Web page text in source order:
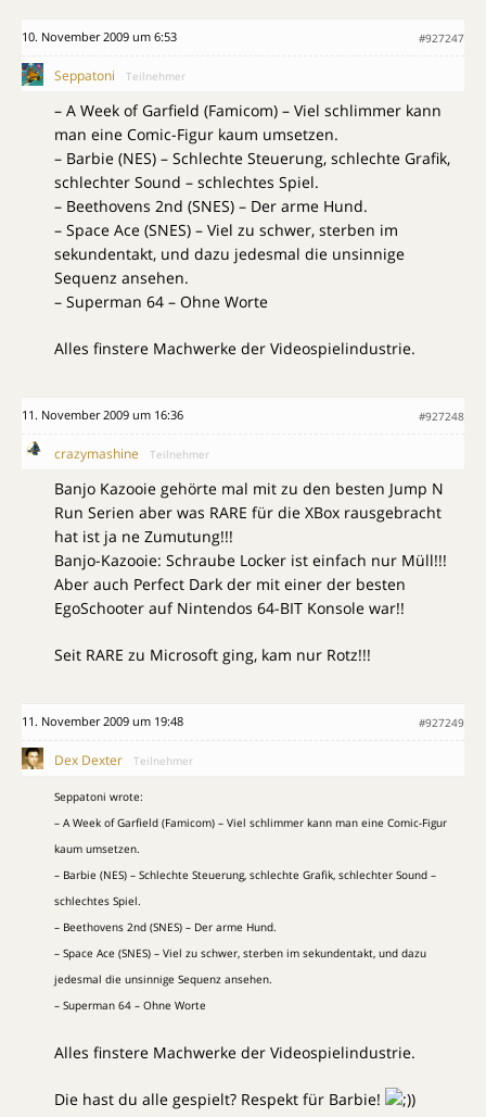
10. November 2009 um 6:53 #927247
Seppatoni Teilnehmer
– A Week of Garfield (Famicom) – Viel schlimmer kann
man eine Comic-Figur kaum umsetzen.
– Barbie (NES) – Schlechte Steuerung, schlechte Grafik,
schlechter Sound – schlechtes Spiel.
– Beethovens 2nd (SNES) – Der arme Hund.
– Space Ace (SNES) – Viel zu schwer, sterben im
sekundentakt, und dazu jedesmal die unsinnige
Sequenz ansehen.
– Superman 64 – Ohne Worte
Alles finstere Machwerke der Videospielindustrie.
11. November 2009 um 16:36 #927248
crazymashine Teilnehmer
Banjo Kazooie gehörte mal mit zu den besten Jump N
Run Serien aber was RARE für die XBox rausgebracht
hat ist ja ne Zumutung!!!
Banjo-Kazooie: Schraube Locker ist einfach nur Müll!!!
Aber auch Perfect Dark der mit einer der besten
EgoSchooter auf Nintendos 64-BIT Konsole war!!
Seit RARE zu Microsoft ging, kam nur Rotz!!!
11. November 2009 um 19:48 #927249
Dex Dexter Teilnehmer
Seppatoni wrote:
– A Week of Garfield (Famicom) – Viel schlimmer kann man eine Comic-Figur
kaum umsetzen.
– Barbie (NES) – Schlechte Steuerung, schlechte Grafik, schlechter Sound –
schlechtes Spiel.
– Beethovens 2nd (SNES) – Der arme Hund.
– Space Ace (SNES) – Viel zu schwer, sterben im sekundentakt, und dazu
jedesmal die unsinnige Sequenz ansehen.
– Superman 64 – Ohne Worte
Alles finstere Machwerke der Videospielindustrie.
Die hast du alle gespielt? Respekt für Barbie! )